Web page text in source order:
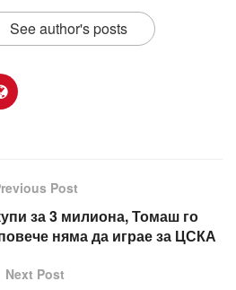
See author's posts
Post
за 3 милиона, Томаш го
няма да играе за ЦСКА
Next Post